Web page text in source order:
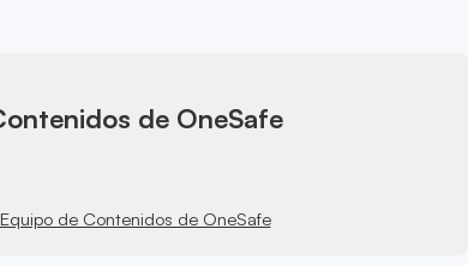
de OneSafe
de Contenidos de OneSafe